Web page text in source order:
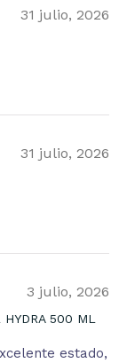
31 julio, 2026
31 julio, 2026
3 julio, 2026
HYDRA 500 ML
estado,